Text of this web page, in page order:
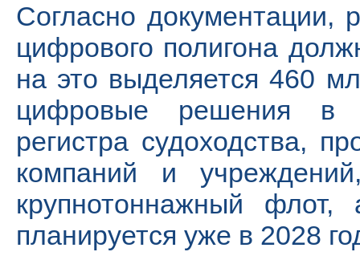
Согласно документации,
цифрового полигона
на это выделяется 460
цифровые решения в
регистра судоходства,
компаний и
крупнотоннажный флот,
планируется уже в 2028